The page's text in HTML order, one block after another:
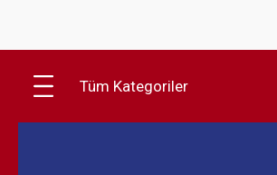
Tüm Kategoriler